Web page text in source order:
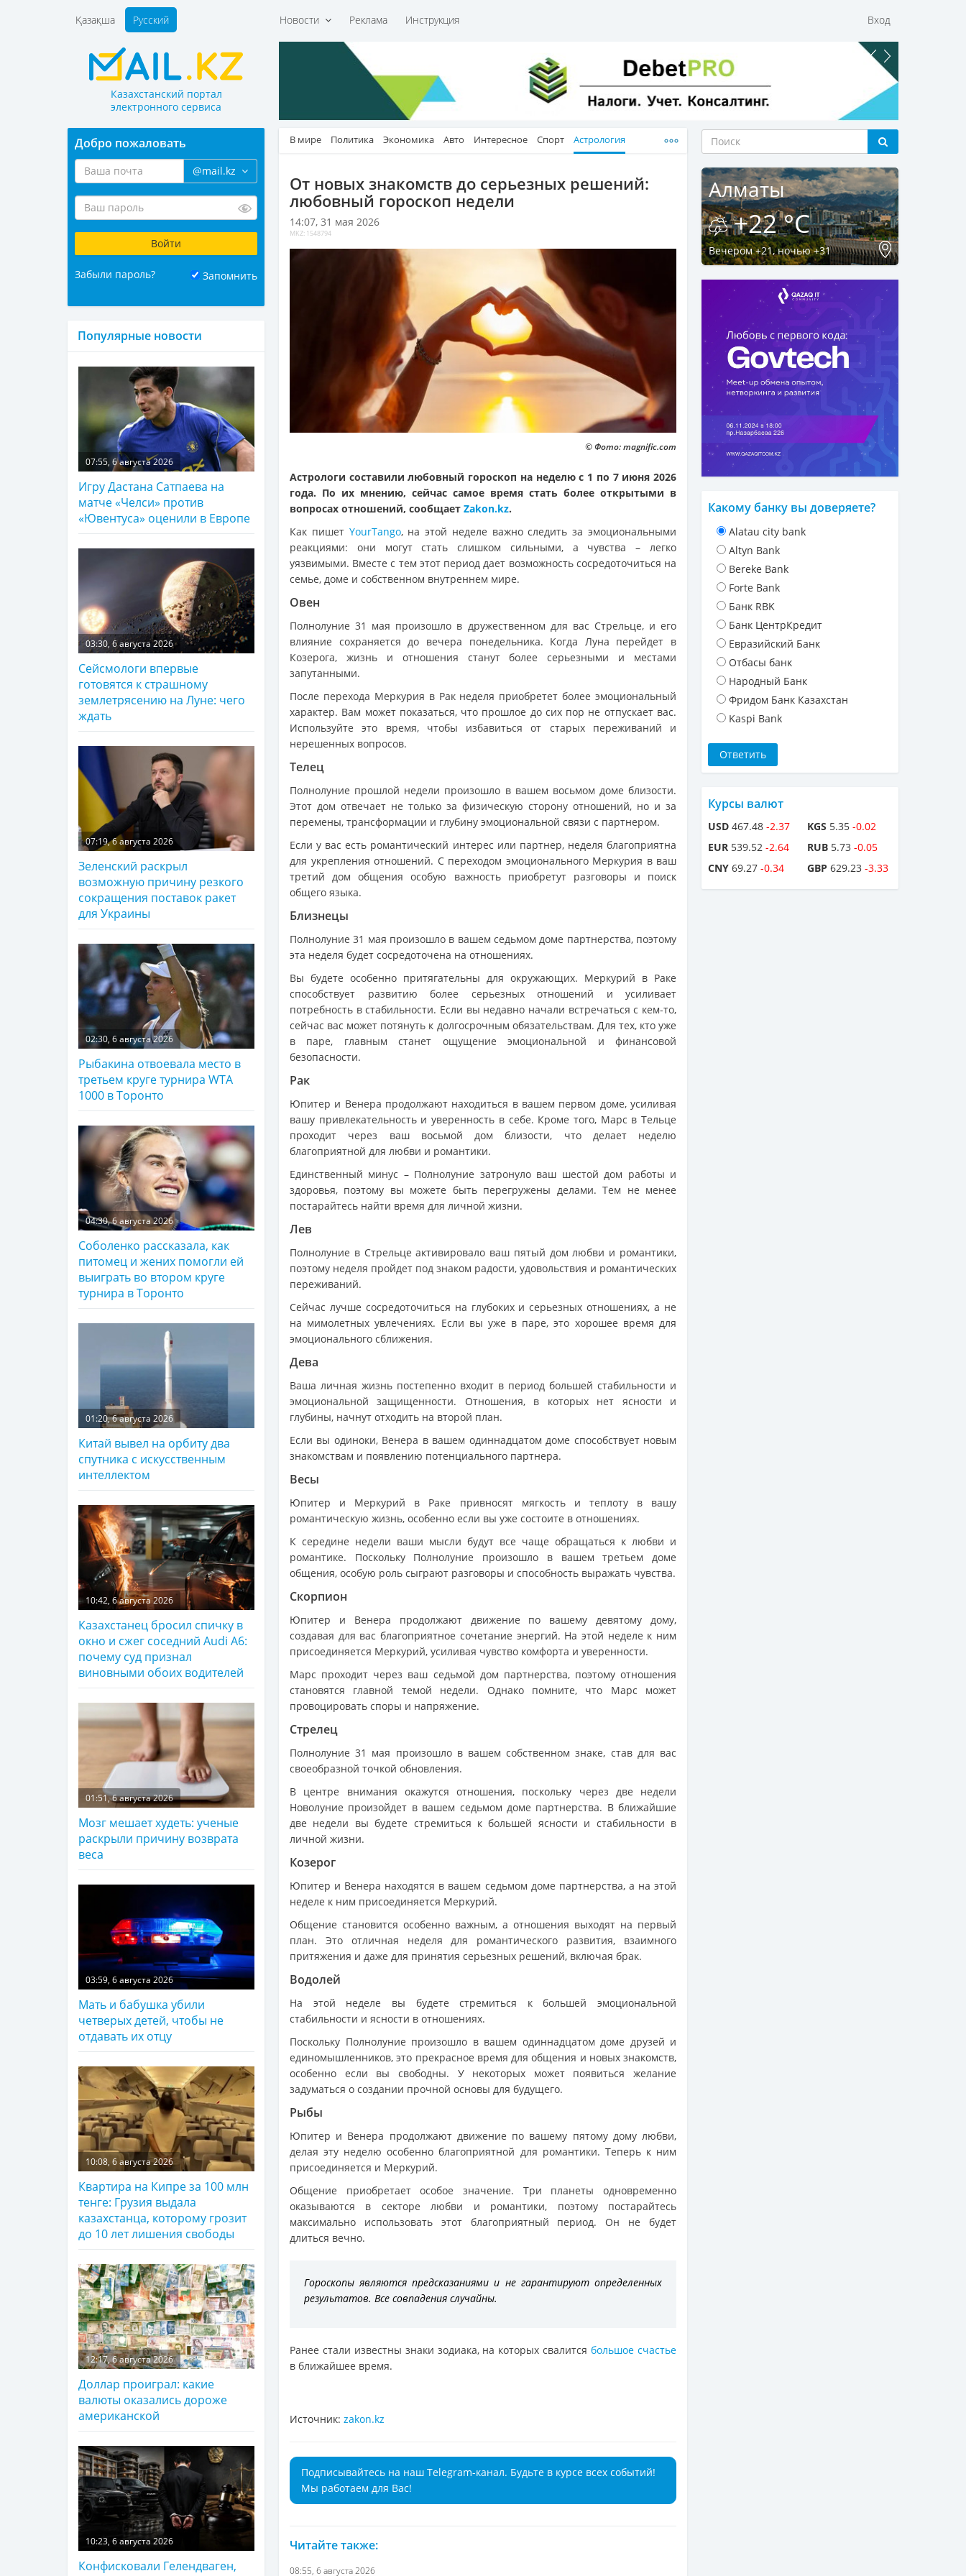
Новости Реклама Инструкция Вход
Қазақша Русский
Казахстанский портал
электронного сервиса
В мире Политика Экономика Авто Интересное Спорт Астрология
От новых знакомств до серьезных решений:
любовный гороскоп недели
14:07, 31 мая 2026
MKZ: 1548794
© Фото: magnific.com
Астрологи составили любовный гороскоп на неделю с 1 по 7 июня 2026
года. По их мнению, сейчас самое время стать более открытыми в
вопросах отношений, сообщает Zakon.kz.
Как пишет YourTango, на этой неделе важно следить за эмоциональными
реакциями: они могут стать слишком сильными, а чувства – легко
уязвимыми. Вместе с тем этот период дает возможность сосредоточиться на
семье, доме и собственном внутреннем мире.
Овен
Полнолуние 31 мая произошло в дружественном для вас Стрельце, и его
влияние сохраняется до вечера понедельника. Когда Луна перейдет в
Козерога, жизнь и отношения станут более серьезными и местами
запутанными.
После перехода Меркурия в Рак неделя приобретет более эмоциональный
характер. Вам может показаться, что прошлое до сих пор не отпускает вас.
Используйте это время, чтобы избавиться от старых переживаний и
нерешенных вопросов.
Телец
Полнолуние прошлой недели произошло в вашем восьмом доме близости.
Этот дом отвечает не только за физическую сторону отношений, но и за
перемены, трансформации и глубину эмоциональной связи с партнером.
Если у вас есть романтический интерес или партнер, неделя благоприятна
для укрепления отношений. С переходом эмоционального Меркурия в ваш
третий дом общения особую важность приобретут разговоры и поиск
общего языка.
Близнецы
Полнолуние 31 мая произошло в вашем седьмом доме партнерства, поэтому
эта неделя будет сосредоточена на отношениях.
Вы будете особенно притягательны для окружающих. Меркурий в Раке
способствует развитию более серьезных отношений и усиливает
потребность в стабильности. Если вы недавно начали встречаться с кем-то,
сейчас вас может потянуть к долгосрочным обязательствам. Для тех, кто уже
в паре, главным станет ощущение эмоциональной и финансовой
безопасности.
Рак
Юпитер и Венера продолжают находиться в вашем первом доме, усиливая
вашу привлекательность и уверенность в себе. Кроме того, Марс в Тельце
проходит через ваш восьмой дом близости, что делает неделю
благоприятной для любви и романтики.
Единственный минус – Полнолуние затронуло ваш шестой дом работы и
здоровья, поэтому вы можете быть перегружены делами. Тем не менее
постарайтесь найти время для личной жизни.
Лев
Полнолуние в Стрельце активировало ваш пятый дом любви и романтики,
поэтому неделя пройдет под знаком радости, удовольствия и романтических
переживаний.
Сейчас лучше сосредоточиться на глубоких и серьезных отношениях, а не
на мимолетных увлечениях. Если вы уже в паре, это хорошее время для
эмоционального сближения.
Дева
Ваша личная жизнь постепенно входит в период большей стабильности и
эмоциональной защищенности. Отношения, в которых нет ясности и
глубины, начнут отходить на второй план.
Если вы одиноки, Венера в вашем одиннадцатом доме способствует новым
знакомствам и появлению потенциального партнера.
Весы
Юпитер и Меркурий в Раке привносят мягкость и теплоту в вашу
романтическую жизнь, особенно если вы уже состоите в отношениях.
К середине недели ваши мысли будут все чаще обращаться к любви и
романтике. Поскольку Полнолуние произошло в вашем третьем доме
общения, особую роль сыграют разговоры и способность выражать чувства.
Скорпион
Юпитер и Венера продолжают движение по вашему девятому дому,
создавая для вас благоприятное сочетание энергий. На этой неделе к ним
присоединяется Меркурий, усиливая чувство комфорта и уверенности.
Марс проходит через ваш седьмой дом партнерства, поэтому отношения
становятся главной темой недели. Однако помните, что Марс может
провоцировать споры и напряжение.
Стрелец
Полнолуние 31 мая произошло в вашем собственном знаке, став для вас
своеобразной точкой обновления.
В центре внимания окажутся отношения, поскольку через две недели
Новолуние произойдет в вашем седьмом доме партнерства. В ближайшие
две недели вы будете стремиться к большей ясности и стабильности в
личной жизни.
Козерог
Юпитер и Венера находятся в вашем седьмом доме партнерства, а на этой
неделе к ним присоединяется Меркурий.
Общение становится особенно важным, а отношения выходят на первый
план. Это отличная неделя для романтического развития, взаимного
притяжения и даже для принятия серьезных решений, включая брак.
Водолей
На этой неделе вы будете стремиться к большей эмоциональной
стабильности и ясности в отношениях.
Поскольку Полнолуние произошло в вашем одиннадцатом доме друзей и
единомышленников, это прекрасное время для общения и новых знакомств,
особенно если вы свободны. У некоторых может появиться желание
задуматься о создании прочной основы для будущего.
Рыбы
Юпитер и Венера продолжают движение по вашему пятому дому любви,
делая эту неделю особенно благоприятной для романтики. Теперь к ним
присоединяется и Меркурий.
Общение приобретает особое значение. Три планеты одновременно
оказываются в секторе любви и романтики, поэтому постарайтесь
максимально использовать этот благоприятный период. Он не будет
длиться вечно.
Гороскопы являются предсказаниями и не гарантируют определенных
результатов. Все совпадения случайны.
Ранее стали известны знаки зодиака, на которых свалитсябольшое счастье
в ближайшее время.
Источник: zakon.kz
Подписывайтесь на наш Telegram-канал. Будьте в курсе всех событий!
Мы работаем для Вас!
Читайте также:
08:55, 6 августа 2026
Добро пожаловать
@mail.kz
Забыли пароль? Запомнить
Популярные новости
07:55, 6 августа 2026
Игру Дастана Сатпаева на
матче «Челси» против
«Ювентуса» оценили в Европе
03:30, 6 августа 2026
Сейсмологи впервые
готовятся к страшному
землетрясению на Луне: чего
ждать
07:19, 6 августа 2026
Зеленский раскрыл
возможную причину резкого
сокращения поставок ракет
для Украины
02:30, 6 августа 2026
Рыбакина отвоевала место в
третьем круге турнира WTA
1000 в Торонто
04:30, 6 августа 2026
Соболенко рассказала, как
питомец и жених помогли ей
выиграть во втором круге
турнира в Торонто
01:20, 6 августа 2026
Китай вывел на орбиту два
спутника с искусственным
интеллектом
10:42, 6 августа 2026
Казахстанец бросил спичку в
окно и сжег соседний Audi A6:
почему суд признал
виновными обоих водителей
01:51, 6 августа 2026
Мозг мешает худеть: ученые
раскрыли причину возврата
веса
03:59, 6 августа 2026
Мать и бабушка убили
четверых детей, чтобы не
отдавать их отцу
10:08, 6 августа 2026
Квартира на Кипре за 100 млн
тенге: Грузия выдала
казахстанца, которому грозит
до 10 лет лишения свободы
12:17, 6 августа 2026
Доллар проиграл: какие
валюты оказались дороже
американской
10:23, 6 августа 2026
Конфисковали Гелендваген,
Алматы
+22 °C
Вечером +21, ночью +31
Какому банку вы доверяете?
Alatau city bank
Altyn Bank
Bereke Bank
Forte Bank
Банк RBK
Банк ЦентрКредит
Евразийский Банк
Отбасы банк
Народный Банк
Фридом Банк Казахстан
Kaspi Bank
Курсы валют
USD 467.48 -2.37
EUR 539.52 -2.64
CNY 69.27 -0.34
KGS 5.35 -0.02
RUB 5.73 -0.05
GBP 629.23 -3.33